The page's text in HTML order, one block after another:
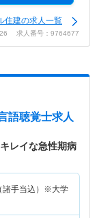
住建の求人一覧
求人番号：9764677
語聴覚士求人
レイな急性期病
諸手当込）※大学